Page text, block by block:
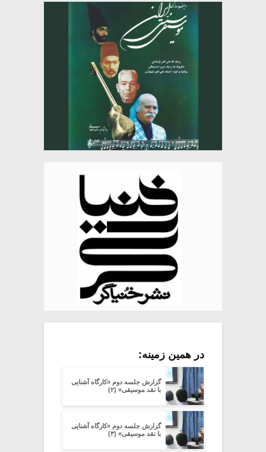
در همین زمینه:
گزارش جلسه دوم «کارگاه آشنایی
با نقد موسیقی» (۲)
گزارش جلسه دوم «کارگاه آشنایی
با نقد موسیقی» (۳)